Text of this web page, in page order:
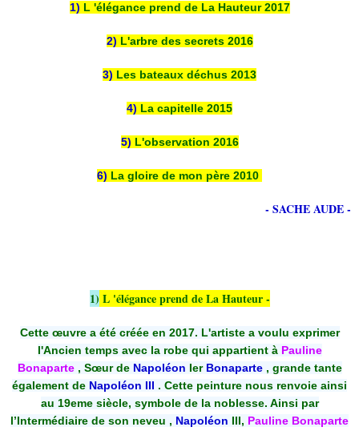
1) L 'élégance prend de La Hauteur 2017
2) L'arbre des secrets 2016
3) Les bateaux déchus 2013
4) La capitelle 2015
5) L'observation 2016
6) La gloire de mon père 2010
- SACHE AUDE -
1) L 'élégance prend de La Hauteur -
Cette œuvre a été créée en 2017. L'artiste a voulu exprimer
l'Ancien temps avec la robe qui appartient à Pauline
Bonaparte, Sœur de Napoléon Ier Bonaparte , grande tante
également de Napoléon III . Cette peinture nous renvoie ainsi
au 19eme siècle, symbole de la noblesse. Ainsi par
l’Intermédiaire de son neveu , Napoléon III, Pauline Bonaparte